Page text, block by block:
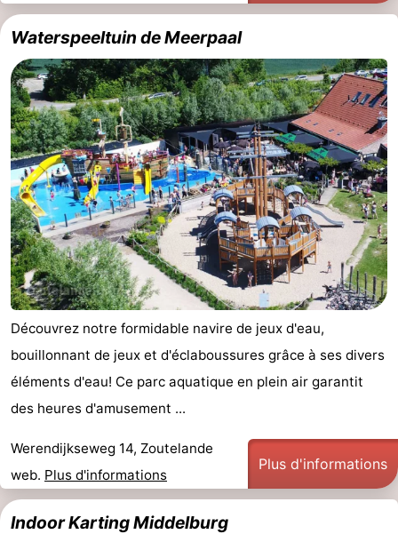
Waterspeeltuin de Meerpaal
Découvrez notre formidable navire de jeux d'eau,
bouillonnant de jeux et d'éclaboussures grâce à ses divers
éléments d'eau! Ce parc aquatique en plein air garantit
des heures d'amusement ...
Werendijkseweg 14, Zoutelande
web. Plus d'informations
Plus d'informations
Indoor Karting Middelburg